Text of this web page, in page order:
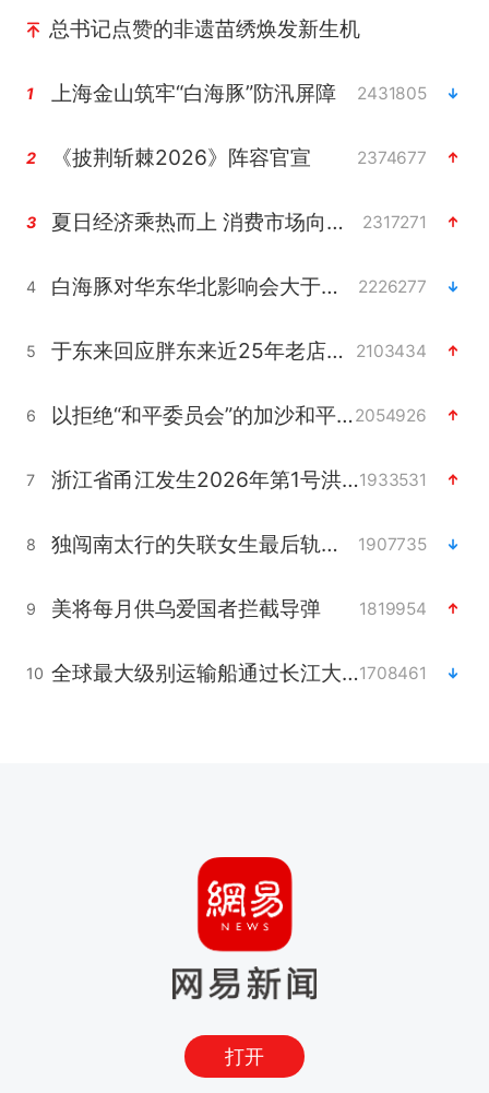
总书记点赞的非遗苗绣焕发新生机
1 上海金山筑牢“白海豚”防汛屏障 2431805
2 《披荆斩棘2026》阵容官宣 2374677
3 夏日经济乘热而上 消费市场向新而行 2317271
4 白海豚对华东华北影响会大于巴威 2226277
5 于东来回应胖东来近25年老店年底关闭 2103434
6 以拒绝“和平委员会”的加沙和平计划2054926
7 浙江省甬江发生2026年第1号洪水1933531
8 独闯南太行的失联女生最后轨迹已确认 1907735
9 美将每月供乌爱国者拦截导弹 1819954
10 全球最大级别运输船通过长江大桥1708461
打开